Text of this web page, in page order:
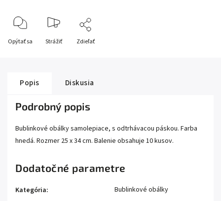
Opýtať sa Strážiť Zdieľať
Popis Diskusia
Podrobný popis
Bublinkové obálky samolepiace, s odtrhávacou páskou. Farba
hnedá. Rozmer 25 x 34 cm. Balenie obsahuje 10 kusov.
Dodatočné parametre
Kategória:
Bublinkové obálky